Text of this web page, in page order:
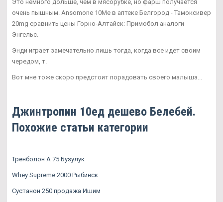
Это немного дольше, чем в мясорубке, но фарш получается
очень пышным. Ansomone 10Me в аптеке Белгород - Тамоксивер
20mg сравнить цены Горно-Алтайск: Примобол аналоги
Энгельс.
Энди играет замечательно лишь тогда, когда все идет своим
чередом, т.
Вот мне тоже скоро предстоит порадовать своего малыша...
Джинтропин 10ед дешево Белебей.
Похожие статьи категории
Тренболон A 75 Бузулук
Whey Supreme 2000 Рыбинск
Сустанон 250 продажа Ишим